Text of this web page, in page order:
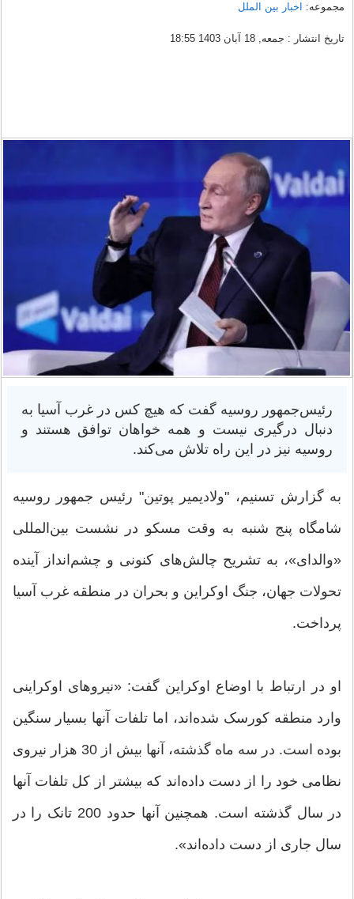
مجموعه: اخبار بین الملل
تاریخ انتشار : جمعه, 18 آبان 1403 18:55
رئیس‌جمهور روسیه گفت که هیچ کس در غرب آسیا به
دنبال درگیری نیست و همه خواهان توافق هستند و
روسیه نیز در این راه تلاش می‌کند.
به گزارش تسنیم، "ولادیمیر پوتین" رئیس جمهور روسیه
شامگاه پنج شنبه به وقت مسکو در نشست بین‌المللی
«والدای»، به تشریح چالش‌های کنونی و چشم‌انداز آینده
تحولات جهان، جنگ اوکراین و بحران در منطقه غرب آسیا
پرداخت.
او در ارتباط با اوضاع اوکراین گفت: «نیروهای اوکراینی
وارد منطقه کورسک شده‌اند، اما تلفات آنها بسیار سنگین
بوده است. در سه ماه گذشته، آنها بیش از 30 هزار نیروی
نظامی خود را از دست داده‌اند که بیشتر از کل تلفات آنها
در سال گذشته است. همچنین آنها حدود 200 تانک را در
سال جاری از دست داده‌اند».